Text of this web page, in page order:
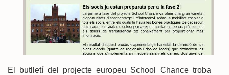
El butlletí del projecte europeu School Chance troba